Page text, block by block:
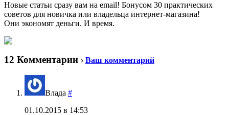
Новые статьи сразу вам на email! Бонусом 30 практических
советов для новичка или владельца интернет-магазина!
Они экономят деньги. И время.
12 Комментарии › Ваш комментарий
Влада #
01.10.2015 в 14:53